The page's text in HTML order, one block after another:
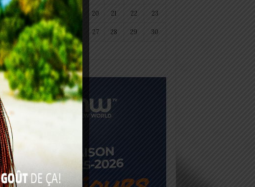
17 18 20 21 22 23
24 25 26 27 28 29 30
31
« Juil